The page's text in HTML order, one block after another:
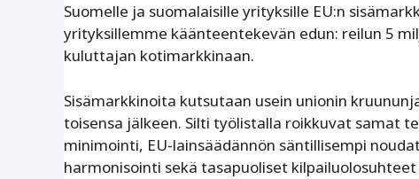
Suomelle ja suomalaisille yrityksille EU:n
yrityksillemme käänteentekevän edun: reilun 5
kuluttajan kotimarkkinaan.
Sisämarkkinoita kutsutaan usein unionin
toisensa jälkeen. Silti työlistalla roikkuvat samat
minimointi, EU-lainsäädännön säntillisempi
harmonisointi sekä tasapuoliset kilpailuolosuhteet